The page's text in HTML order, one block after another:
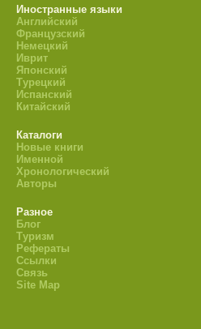
Иностранные языки
Английский
Французский
Немецкий
Иврит
Японский
Турецкий
Испанский
Китайский
Каталоги
Новые книги
Именной
Хронологический
Авторы
Разное
Блог
Туризм
Рефераты
Ссылки
Связь
Site Map